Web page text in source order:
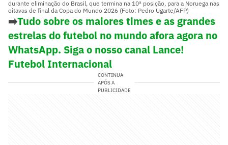
durante eliminação do Brasil, que termina na 10ª posição, para a Noruega nas
oitavas de final da Copa do Mundo 2026 (Foto: Pedro Ugarte/AFP)
➡️Tudo sobre os maiores times e as grandes
estrelas do futebol no mundo afora agora no
WhatsApp. Siga o nosso canal Lance!
Futebol Internacional
CONTINUA
APÓS A
PUBLICIDADE